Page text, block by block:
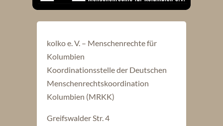
kolko e. V. – Menschenrechte für
Kolumbien
Koordinationsstelle der Deutschen
Menschenrechtskoordination
Kolumbien (MRKK)
Greifswalder Str. 4